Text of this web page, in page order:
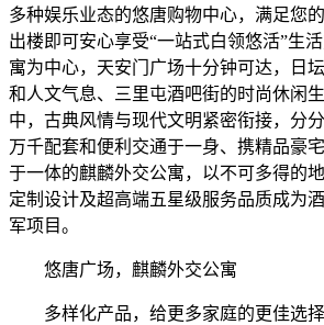
多种娱乐业态的悠唐购物中心，满足您
出楼即可安心享受“一站式白领悠活”生
寓为中心，天安门广场十分钟可达，日
和人文气息、三里屯酒吧街的时尚休闲
中，古典风情与现代文明紧密衔接，分
万千配套和便利交通于一身、携精品豪
于一体的麒麟外交公寓，以不可多得的
定制设计及超高端五星级服务品质成为
军项目。
悠唐广场，麒麟外交公寓
多样化产品，给更多家庭的更佳选择